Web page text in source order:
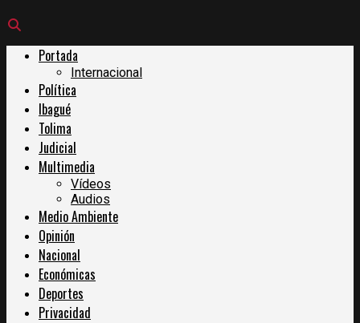
Portada
Internacional
Política
Ibagué
Tolima
Judicial
Multimedia
Vídeos
Audios
Medio Ambiente
Opinión
Nacional
Económicas
Deportes
Privacidad